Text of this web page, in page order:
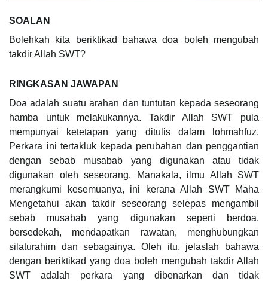
SOALAN
Bolehkah kita beriktikad bahawa doa boleh mengubah
takdir Allah SWT?
RINGKASAN JAWAPAN
Doa adalah suatu arahan dan tuntutan kepada seseorang
hamba untuk melakukannya. Takdir Allah SWT pula
mempunyai ketetapan yang ditulis dalam lohmahfuz.
Perkara ini tertakluk kepada perubahan dan penggantian
dengan sebab musabab yang digunakan atau tidak
digunakan oleh seseorang. Manakala, ilmu Allah SWT
merangkumi kesemuanya, ini kerana Allah SWT Maha
Mengetahui akan takdir seseorang selepas mengambil
sebab musabab yang digunakan seperti berdoa,
bersedekah, mendapatkan rawatan, menghubungkan
silaturahim dan sebagainya. Oleh itu, jelaslah bahawa
dengan beriktikad yang doa boleh mengubah takdir Allah
SWT adalah perkara yang dibenarkan dan tidak